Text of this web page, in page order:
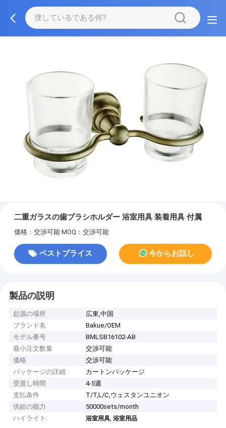
二重ガラスの歯ブラシホルダー 浴室用具 装着用具 付属
価格：交渉可能 MOQ：交渉可能
ベストプライス 今からお話し
製品の説明
起源の場所
広東,中国
ブランド名
Bakue/OEM
モデル番号
BMLSB16102-AB
最小注文数量
交渉可能
価格
交渉可能
パッケージの詳細
カートンパッケージ
受渡し時間
4-5週
支払条件
T/T,L/C,ウェスタンユニオン
供給の能力
50000sets/month
ハイライト:
浴室用具,浴室用品